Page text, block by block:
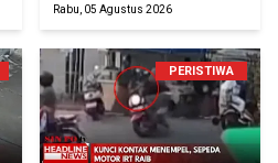
Rabu, 05 Agustus 2026
PERISTIWA